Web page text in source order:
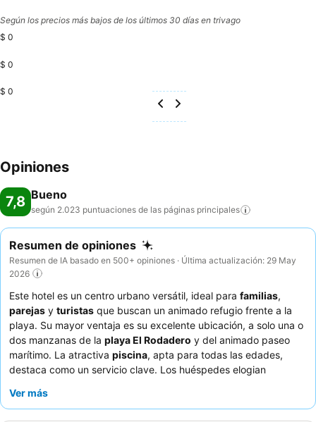
Según los precios más bajos de los últimos 30 días en trivago
$ 0
$ 0
$ 0
Opiniones
7,8 Bueno
según 2.023 puntuaciones de las páginas principales
Resumen de opiniones
Resumen de IA basado en 500+ opiniones · Última actualización: 29 May
2026
Este hotel es un centro urbano versátil, ideal para familias,
parejas y turistas que buscan un animado refugio frente a la
playa. Su mayor ventaja es su excelente ubicación, a solo una o
dos manzanas de la playa El Rodadero y del animado paseo
marítimo. La atractiva piscina, apta para todas las edades,
destaca como un servicio clave. Los huéspedes elogian
opciones de desayuno de inspiración regional. Para una
Ver más